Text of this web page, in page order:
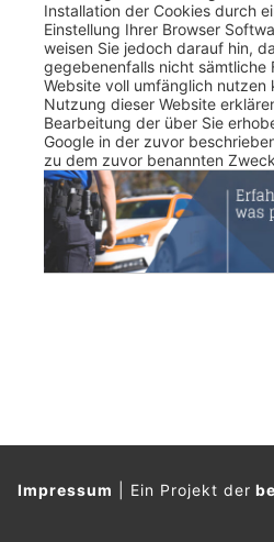
Installation der Cookies durch
Einstellung Ihrer Browser
weisen Sie jedoch darauf hin,
gegebenenfalls nicht sämtliche
Website voll umfänglich nutzen
Nutzung dieser Website
Bearbeitung der über Sie
Google in der zuvor
zu dem zuvor benannten
Impressum Ein Projekt der